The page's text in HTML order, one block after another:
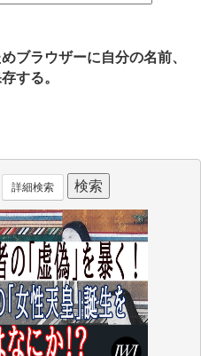
ブラウザーに自分の名前、
する。
詳細検索